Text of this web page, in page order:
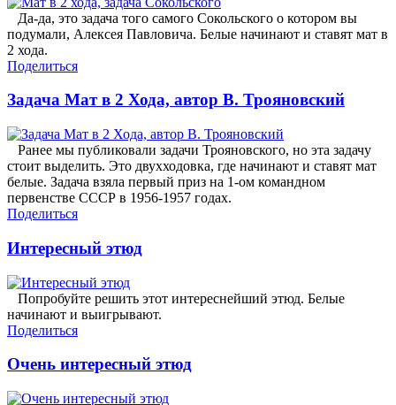
Да-да, это задача того самого Сокольского о котором вы
подумали, Алексея Павловича. Белые начинают и ставят мат в
2 хода.
Поделиться
Задача Мат в 2 Хода, автор В. Трояновский
Ранее мы публиковали задачи Трояновского, но эта задачу
стоит выделить. Это двухходовка, где начинают и ставят мат
белые. Задача взяла первый приз на 1-ом командном
первенстве СССР в 1956-1957 годах.
Поделиться
Интересный этюд
Попробуйте решить этот интереснейший этюд. Белые
начинают и выигрывают.
Поделиться
Очень интересный этюд